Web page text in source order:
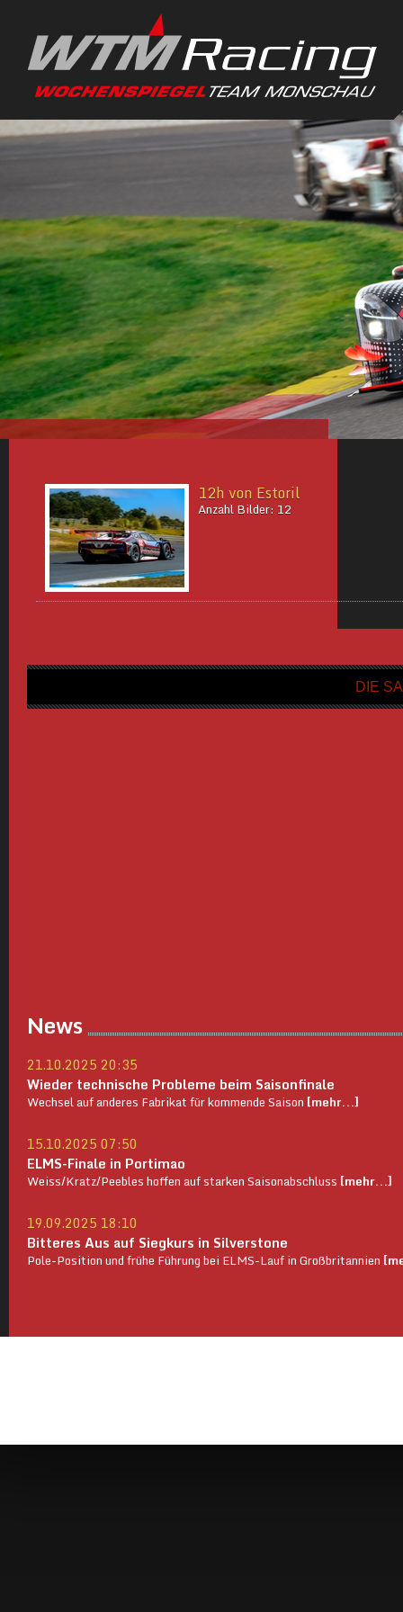
12h von Estoril
Anzahl Bilder: 12
DIE
News
21.10.2025 20:35
Wieder technische Probleme beim Saisonfinale
Wechsel auf anderes Fabrikat für kommende Saison [mehr...]
15.10.2025 07:50
ELMS-Finale in Portimao
Weiss/Kratz/Peebles hoffen auf starken Saisonabschluss [mehr...]
19.09.2025 18:10
Bitteres Aus auf Siegkurs in Silverstone
Pole-Position und frühe Führung bei ELMS-Lauf in Großbritannien